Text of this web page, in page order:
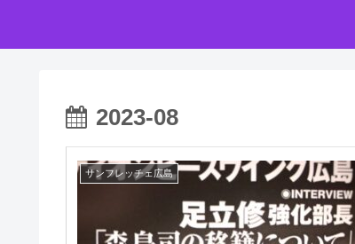
2023-08
サンフレッチェ広島